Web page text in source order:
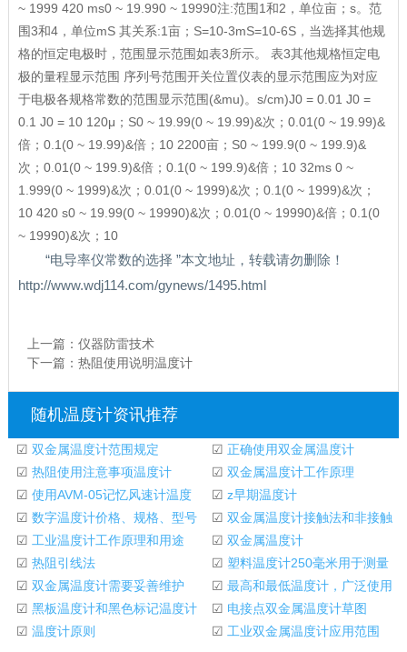
~ 1999 420 ms0 ~ 19.990 ~ 19990注:范围1和2，单位亩；s。范
围3和4，单位mS 其关系:1亩；S=10-3mS=10-6S，当选择其他规
格的恒定电极时，范围显示范围如表3所示。 表3其他规格恒定电
极的量程显示范围 序列号范围开关位置仪表的显示范围应为对应
于电极各规格常数的范围显示范围(&mu)。s/cm)J0 = 0.01 J0 =
0.1 J0 = 10 120μ；S0 ~ 19.99(0 ~ 19.99)&次；0.01(0 ~ 19.99)&
倍；0.1(0 ~ 19.99)&倍；10 2200亩；S0 ~ 199.9(0 ~ 199.9)&
次；0.01(0 ~ 199.9)&倍；0.1(0 ~ 199.9)&倍；10 32ms 0 ~
1.999(0 ~ 1999)&次；0.01(0 ~ 1999)&次；0.1(0 ~ 1999)&次；
10 420 s0 ~ 19.99(0 ~ 19990)&次；0.01(0 ~ 19990)&倍；0.1(0
~ 19990)&次；10
“电导率仪常数的选择 ”本文地址，转载请勿删除！
http://www.wdj114.com/gynews/1495.html
上一篇： 仪器防雷技术
下一篇： 热阻使用说明温度计
随机温度计资讯推荐
☑ 双金属温度计范围规定 ☑ 正确使用双金属温度计
☑ 热阻使用注意事项温度计 ☑ 双金属温度计工作原理
☑ 使用AVM-05记忆风速计温度
计的说明
☑ z早期温度计
☑ 数字温度计价格、规格、型号 ☑ 双金属温度计接触法和非接触
法测温特性的比
☑ 工业温度计工作原理和用途 ☑ 双金属温度计
☑ 热阻引线法 ☑ 塑料温度计250毫米用于测量
环境温度
☑ 双金属温度计需要妥善维护 ☑ 最高和最低温度计，广泛使用
温度计！
☑ 黑板温度计和黑色标记温度计
之间的区别
☑ 电接点双金属温度计草图
☑ 温度计原则 ☑ 工业双金属温度计应用范围